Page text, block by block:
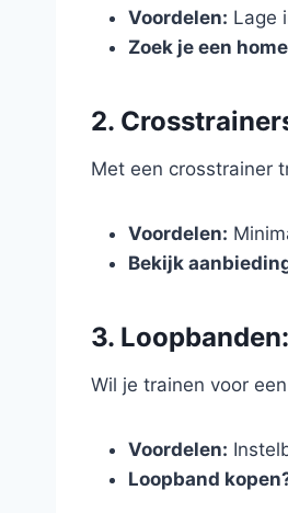
Voordelen: Lage
Zoek je een
2.
Met een crosstrainer
Voordelen:
Bekijk
3.
Wil je trainen voor
Voordelen:
Loopband